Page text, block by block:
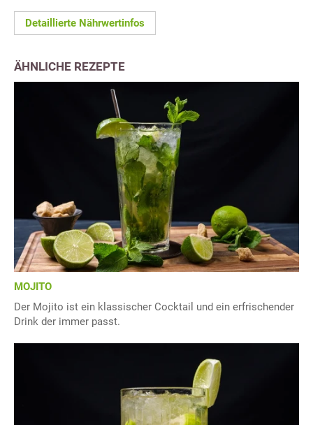
Detaillierte Nährwertinfos
ÄHNLICHE REZEPTE
MOJITO
Der Mojito ist ein klassischer Cocktail und ein erfrischender
Drink der immer passt.